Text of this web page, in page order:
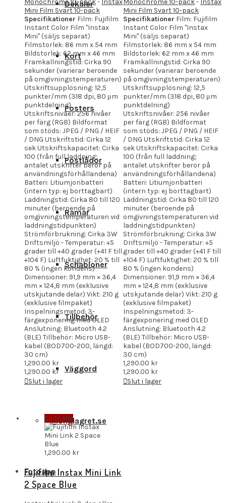
Dekaler
Kort
Posters
Postlådor
Ramar
Schabloner
Tillbehör
Väggord
Ballonglagret.se
Fotoapp
Monochrome 10-pack- Instax
Mini Film Svart 10-pack
Specifikationer Film: Fujifilm
Instant Color Film "Instax
Mini" (säljs separat)
Filmstorlek: 86 mm x 54 mm
Bildstorlek: 62 mm x 46 mm
Framkallningstid: Cirka 90
sekunder (varierar beroende
på omgivningstemperaturen)
Utskriftsupplösning: 12,5
punkter/mm (318 dpi, 80 μm
punktdelning)
Utskriftsnivåer: 256 nivåer
per färg (RGB) Bildformat
som stöds: JPEG / PNG / HEIF
/ DNG Utskriftstid: Cirka 12
sek Utskriftskapacitet: Cirka
100 (från full laddning;
antalet utskrifter beror på
användningsförhållandena)
Batteri: Litiumjonbatteri
(intern typ: ej borttagbart)
Laddningstid: Cirka 80 till 120
minuter (beroende på
omgivningstemperaturen vid
laddningstidpunkten)
Strömförbrukning: Cirka 3W
Driftsmiljö - Temperatur: +5
grader till +40 grader (+41 F till
+104 F) Luftfuktighet: 20 % till
80 % (ingen kondens)
Dimensioner: 91,9 mm × 36,4
mm × 124,8 mm (exklusive
utskjutande delar) Vikt: 210 g
(exklusive filmpaket)
Inspelningsmetod: 3-
färgexponering med OLED
Anslutning: Bluetooth 4.2
(BLE) Tillbehör: Micro USB-
kabel (BOD700-200, längd:
30 cm)
1,290.00 kr
1,290.00 kr
Slut i lager
Monochrome 10-pack- Instax
Mini Film Svart 10-pack
Specifikationer Film: Fujifilm
Instant Color Film "Instax
Mini" (säljs separat)
Filmstorlek: 86 mm x 54 mm
Bildstorlek: 62 mm x 46 mm
Framkallningstid: Cirka 90
sekunder (varierar beroende
på omgivningstemperaturen)
Utskriftsupplösning: 12,5
punkter/mm (318 dpi, 80 μm
punktdelning)
Utskriftsnivåer: 256 nivåer
per färg (RGB) Bildformat
som stöds: JPEG / PNG / HEIF
/ DNG Utskriftstid: Cirka 12
sek Utskriftskapacitet: Cirka
100 (från full laddning;
antalet utskrifter beror på
användningsförhållandena)
Batteri: Litiumjonbatteri
(intern typ: ej borttagbart)
Laddningstid: Cirka 80 till 120
minuter (beroende på
omgivningstemperaturen vid
laddningstidpunkten)
Strömförbrukning: Cirka 3W
Driftsmiljö - Temperatur: +5
grader till +40 grader (+41 F till
+104 F) Luftfuktighet: 20 % till
80 % (ingen kondens)
Dimensioner: 91,9 mm × 36,4
mm × 124,8 mm (exklusive
utskjutande delar) Vikt: 210 g
(exklusive filmpaket)
Inspelningsmetod: 3-
färgexponering med OLED
Anslutning: Bluetooth 4.2
(BLE) Tillbehör: Micro USB-
kabel (BOD700-200, längd:
30 cm)
1,290.00 kr
1,290.00 kr
Slut i lager
Slutsåld!
1,290.00 kr
Fujifilm Instax Mini Link
2 Space Blue